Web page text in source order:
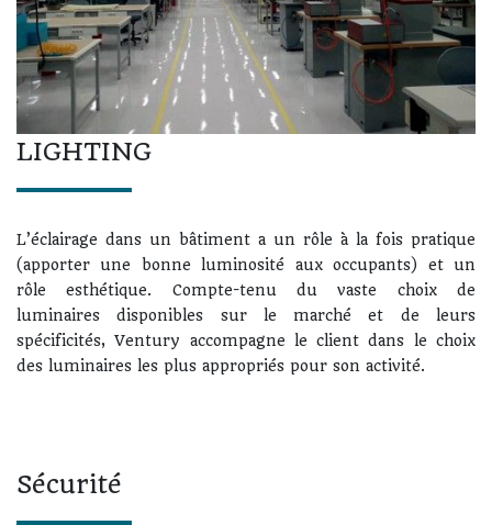
LIGHTING
L’éclairage dans un bâtiment a un rôle à la fois pratique
(apporter une bonne luminosité aux occupants) et un
rôle esthétique. Compte-tenu du vaste choix de
luminaires disponibles sur le marché et de leurs
spécificités, Ventury accompagne le client dans le choix
des luminaires les plus appropriés pour son activité.
Sécurité